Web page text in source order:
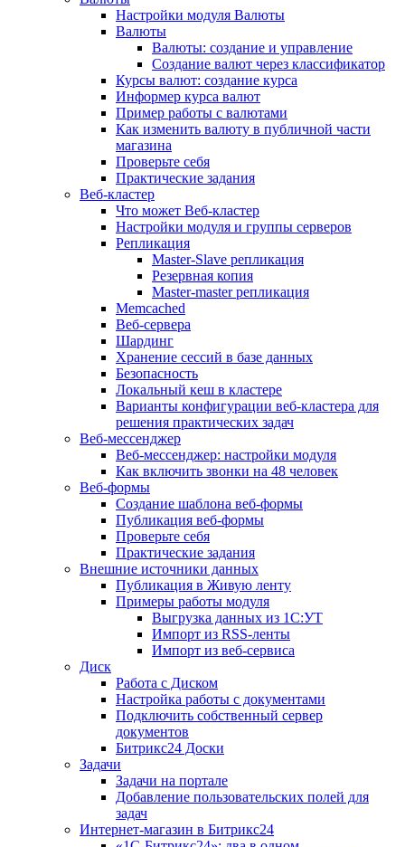
Настройки модуля Валюты
Валюты
Валюты: создание и управление
Создание валют через классификатор
Курсы валют: создание курса
Информер курса валют
Пример работы с валютами
Как изменить валюту в публичной части
магазина
Проверьте себя
Практические задания
Веб-кластер
Что может Веб-кластер
Настройки модуля и группы серверов
Репликация
Master-Slave репликация
Резервная копия
Master-master репликация
Memcached
Веб-сервера
Шардинг
Хранение сессий в базе данных
Безопасность
Локальный кеш в кластере
Варианты конфигурации веб-кластера для
решения практических задач
Веб-мессенджер
Веб-мессенджер: настройки модуля
Как включить звонки на 48 человек
Веб-формы
Создание шаблона веб-формы
Публикация веб-формы
Проверьте себя
Практические задания
Внешние источники данных
Публикация в Живую ленту
Примеры работы модуля
Выгрузка данных из 1С:УТ
Импорт из RSS-ленты
Импорт из веб-сервиса
Диск
Работа с Диском
Настройка работы с документами
Подключить собственный сервер
документов
Битрикс24 Доски
Задачи
Задачи на портале
Добавление пользовательских полей для
задач
Интернет-магазин в Битрикс24